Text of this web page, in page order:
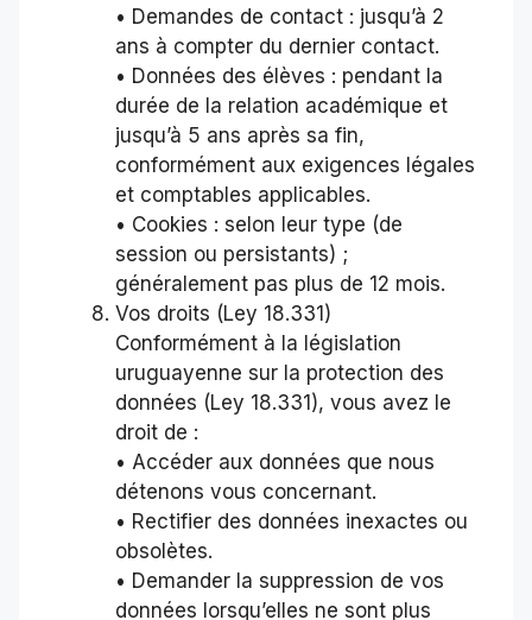
• Demandes de contact : jusqu’à 2
ans à compter du dernier contact.
• Données des élèves : pendant la
durée de la relation académique et
jusqu’à 5 ans après sa fin,
conformément aux exigences légales
et comptables applicables.
• Cookies : selon leur type (de
session ou persistants) ;
généralement pas plus de 12 mois.
Vos droits (Ley 18.331)
Conformément à la législation
uruguayenne sur la protection des
données (Ley 18.331), vous avez le
droit de :
• Accéder aux données que nous
détenons vous concernant.
• Rectifier des données inexactes ou
obsolètes.
• Demander la suppression de vos
données lorsqu’elles ne sont plus